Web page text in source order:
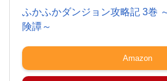
ふかふかダンジョン攻略記 3巻
険譚～
Amazon